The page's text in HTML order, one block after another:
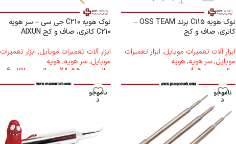
نوک هویه C115 برند OSS TEAM –
کاتری، صاف و کج
ابزار آلات تعمیرات موبایل, ابزار تعمیرات
موبایل,سر هویه,هویه
ریال
نوک هویه C210 جی سی – سر هویه
C210 کاتری، صاف و کج AIXUN
ابزار آلات تعمیرات موبایل, ابزار تعمیرات
موبایل,سر هویه,هویه
ریال
ریال
ناموجو
د
ناموجو
د